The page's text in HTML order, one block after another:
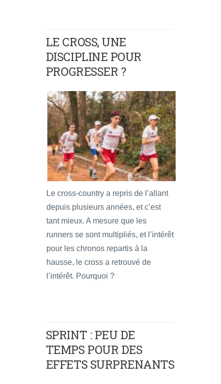
LE CROSS, UNE
DISCIPLINE POUR
PROGRESSER ?
Le cross-country a repris de l’allant
depuis plusieurs années, et c’est
tant mieux. A mesure que les
runners se sont multipliés, et l’intérêt
pour les chronos repartis à la
hausse, le cross a retrouvé de
l’intérêt. Pourquoi ?
SPRINT : PEU DE
TEMPS POUR DES
EFFETS SURPRENANTS